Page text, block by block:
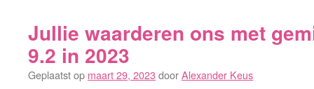
heeft
een
Jullie waarderen ons met
9.2 in 2023
Geplaatst op maart 29, 2023doorAlexander Keus